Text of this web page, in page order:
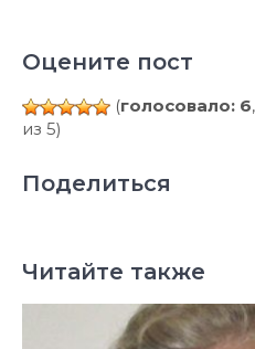
Оцените пост
(голосовало: 6
из 5)
Поделиться
Читайте также